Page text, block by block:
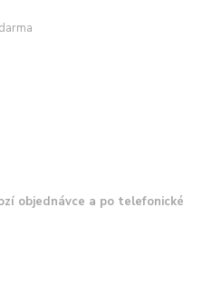
objednávce a po telefonické